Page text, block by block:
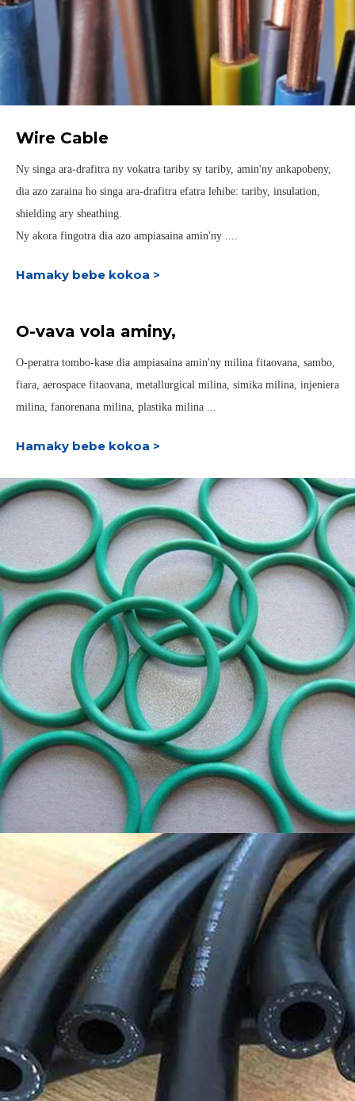
Wire Cable
Ny singa ara-drafitra ny vokatra tariby sy tariby, amin'ny ankapobeny,
dia azo zaraina ho singa ara-drafitra efatra lehibe: tariby, insulation,
shielding ary sheathing.
Ny akora fingotra dia azo ampiasaina amin'ny ....
Hamaky bebe kokoa >
O-vava vola aminy,
O-peratra tombo-kase dia ampiasaina amin'ny milina fitaovana, sambo,
fiara, aerospace fitaovana, metallurgical milina, simika milina, injeniera
milina, fanorenana milina, plastika milina ...
Hamaky bebe kokoa >